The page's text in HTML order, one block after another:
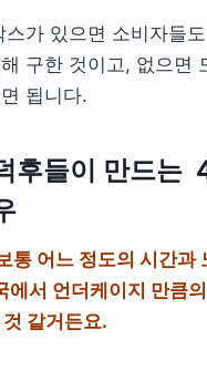
스가 있으면 소비자들
구한 것이고, 없으면
됩니다.
후들이 만드는
통 어느 정도의 시간과
에서 언더케이지 만큼
같거든요.